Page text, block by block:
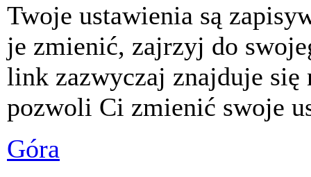
Twoje ustawienia są
je zmienić, zajrzyj do
link zazwyczaj znajduje się
pozwoli Ci zmienić swoje
Góra